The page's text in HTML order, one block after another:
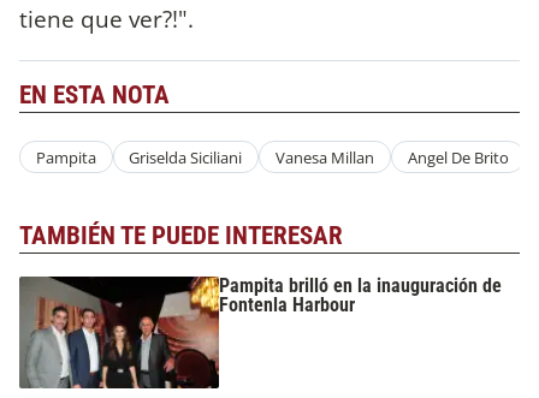
tiene que ver?!".
EN ESTA NOTA
Pampita Griselda Siciliani Vanesa Millan Angel De Brito
TAMBIÉN TE PUEDE INTERESAR
Pampita brilló en la inauguración de
Fontenla Harbour